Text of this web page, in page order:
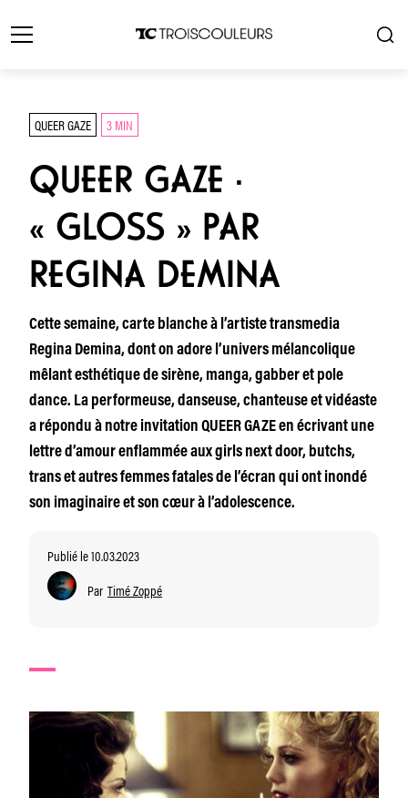
QUEER GAZE 3 MIN
QUEER GAZE ·
« GLOSS » PAR
REGINA DEMINA
Cette semaine, carte blanche à l’artiste transmedia
Regina Demina, dont on adore l’univers mélancolique
mêlant esthétique de sirène, manga, gabber et pole
dance. La performeuse, danseuse, chanteuse et vidéaste
a répondu à notre invitation QUEER GAZE en écrivant une
lettre d’amour enflammée aux girls next door, butchs,
trans et autres femmes fatales de l’écran qui ont inondé
son imaginaire et son cœur à l’adolescence.
Publié le 10.03.2023
Par Timé Zoppé